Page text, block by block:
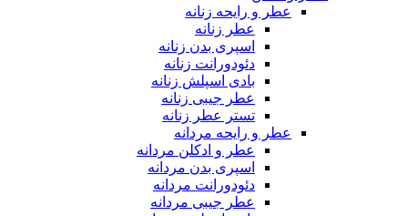
عطر و رایحه زنانه
عطر زنانه
اسپری بدن زنانه
دئودورانت زنانه
بادی اسپلش زنانه
عطر جیبی زنانه
تستر عطر زنانه
عطر و رایحه مردانه
عطر و ادکلن مردانه
اسپری بدن مردانه
دئودورانت مردانه
عطر جیبی مردانه